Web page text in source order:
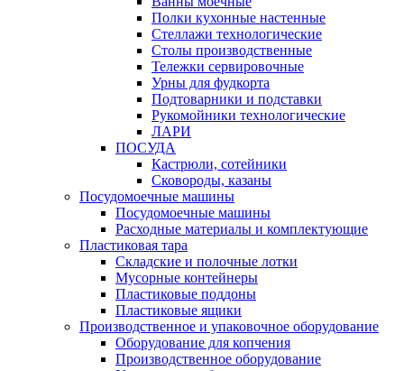
Полки кухонные настенные
Стеллажи технологические
Столы производственные
Тележки сервировочные
Урны для фудкорта
Подтоварники и подставки
Рукомойники технологические
ЛАРИ
ПОСУДА
Кастрюли, сотейники
Сковороды, казаны
Посудомоечные машины
Посудомоечные машины
Расходные материалы и комплектующие
Пластиковая тара
Складские и полочные лотки
Мусорные контейнеры
Пластиковые поддоны
Пластиковые ящики
Производственное и упаковочное оборудование
Оборудование для копчения
Производственное оборудование